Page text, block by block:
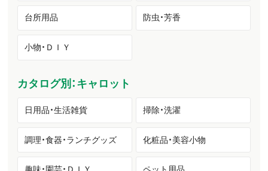
台所用品 防虫・芳香
小物・ＤＩＹ
カタログ別：キャロット
日用品・生活雑貨 掃除・洗濯
調理・食器・ランチグッズ 化粧品・美容小物